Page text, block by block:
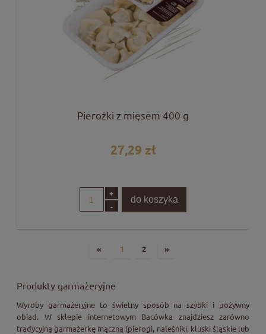
Pierożki z mięsem 400 g
27,29 zł
+
-
do koszyka
« 1 2 »
Produkty garmażeryjne
Wyroby garmażeryjne to świetny sposób na szybki i pożywny
obiad. W sklepie internetowym Bacówka znajdziesz zarówno
tradycyjną garmażerkę mączną (pierogi, naleśniki, kluski śląskielub